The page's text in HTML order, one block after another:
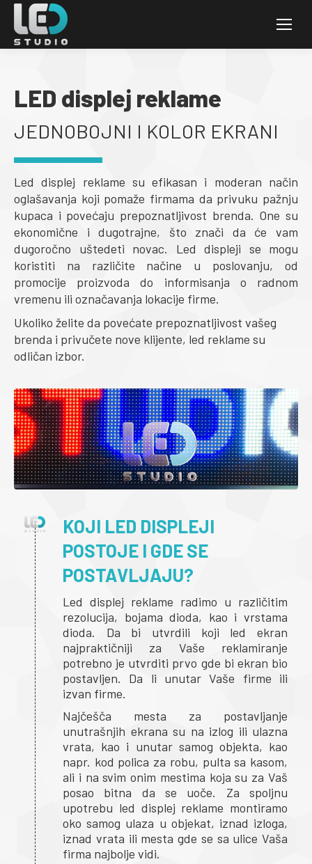
LED displej reklame
JEDNOBOJNI I KOLOR EKRANI
Led displej reklame su efikasan i moderan način
oglašavanja koji pomaže firmama da privuku pažnju
kupaca i povećaju prepoznatljivost brenda. One su
ekonomične i dugotrajne, što znači da će vam
dugoročno uštedeti novac. Led displeji se mogu
koristiti na različite načine u poslovanju, od
promocije proizvoda do informisanja o radnom
vremenu ili označavanja lokacije firme.
Ukoliko želite da povećate prepoznatljivost vašeg
brenda i privučete nove klijente, led reklame su
odličan izbor.
KOJI LED DISPLEJI
POSTOJE I GDE SE
POSTAVLJAJU?
Led displej reklame radimo u različitim
rezolucija, bojama dioda, kao i vrstama
dioda. Da bi utvrdili koji led ekran
najpraktičniji za Vaše reklamiranje
potrebno je utvrditi prvo gde bi ekran bio
postavljen. Da li unutar Vaše firme ili
izvan firme.
Najčešča mesta za postavljanje
unutrašnjih ekrana su na izlog ili ulazna
vrata, kao i unutar samog objekta, kao
napr. kod polica za robu, pulta sa kasom,
ali i na svim onim mestima koja su za Vaš
posao bitna da se uoče. Za spoljnu
upotrebu led displej reklame montiramo
oko samog ulaza u objekat, iznad izloga,
iznad vrata ili mesta gde se sa ulice Vaša
firma najbolje vidi.